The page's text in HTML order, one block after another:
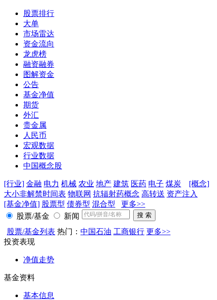
股票排行
大单
市场雷达
资金流向
龙虎榜
融资融券
图解资金
公告
基金净值
期货
外汇
贵金属
人民币
宏观数据
行业数据
中国概念股
[行业] 金融 电力 机械 农业 地产 建筑 医药 电子 煤炭
[概念]
大小非解禁时间表 物联网 抗辐射药概念 高转送 资产注入
[基金净值] 股票型 债券型 混合型
更多>>
股票/基金
新闻
股票/基金列表 热门： 中国石油 工商银行 更多>>
投资表现
净值走势
基金资料
基本信息